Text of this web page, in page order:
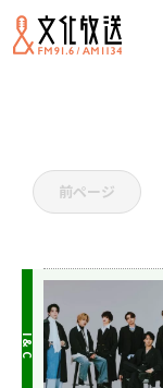
前ページ